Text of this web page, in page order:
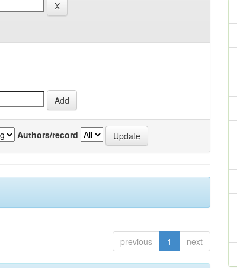
Authors/record
previous 1 next